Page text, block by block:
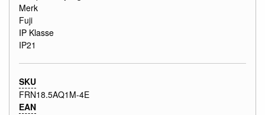
Merk
Fuji
IP Klasse
IP21
SKU
FRN18.5AQ1M-4E
EAN